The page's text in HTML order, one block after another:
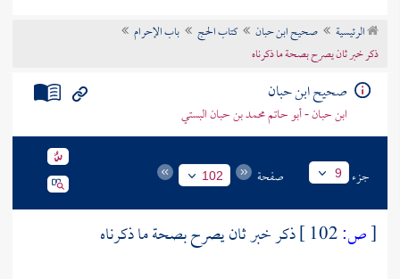
تراجم الأعلام
الرئيسية صحيح ابن حبان كتاب الحج
باب الإحرام
ذكر خبر ثان يصرح بصحة ما ذكرناه
صحيح ابن حبان
ابن حبان - أبو حاتم محمد بن حبان البستي
جزء 9 صفحة 102
[ص:
ذكر خبر ثان يصرح بصحة ما ذكرناه